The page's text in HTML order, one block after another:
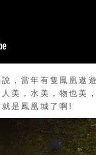
，當年有隻鳳凰遨
美，水美，物也美
是鳳凰城了啊!